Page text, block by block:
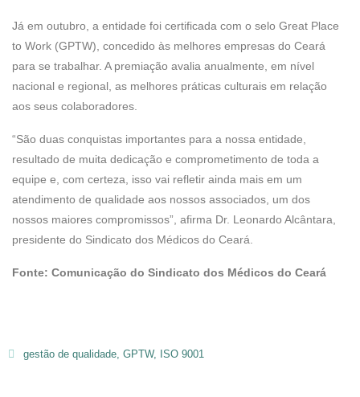
Já em outubro, a entidade foi certificada com o selo Great Place
to Work (GPTW), concedido às melhores empresas do Ceará
para se trabalhar. A premiação avalia anualmente, em nível
nacional e regional, as melhores práticas culturais em relação
aos seus colaboradores.
“São duas conquistas importantes para a nossa entidade,
resultado de muita dedicação e comprometimento de toda a
equipe e, com certeza, isso vai refletir ainda mais em um
atendimento de qualidade aos nossos associados, um dos
nossos maiores compromissos”, afirma Dr. Leonardo Alcântara,
presidente do Sindicato dos Médicos do Ceará.
Fonte: Comunicação do Sindicato dos Médicos do Ceará
gestão de qualidade, GPTW, ISO 9001